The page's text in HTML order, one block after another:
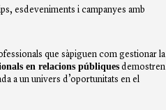
esdeveniments i campanyes amb
que sàpiguen com gestionar la
en relacions públiquesdemostren
a un univers d’oportunitats en el